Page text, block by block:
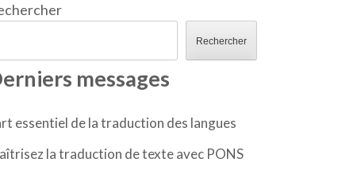
Rechercher
messages
essentiel de la traduction des langues
la traduction de texte avec PONS